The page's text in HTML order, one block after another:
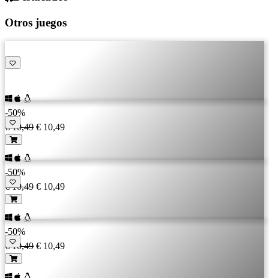
Otros juegos
-50%
€ 10,49 € 10,49
-50%
€ 10,49 € 10,49
-50%
€ 10,49 € 10,49